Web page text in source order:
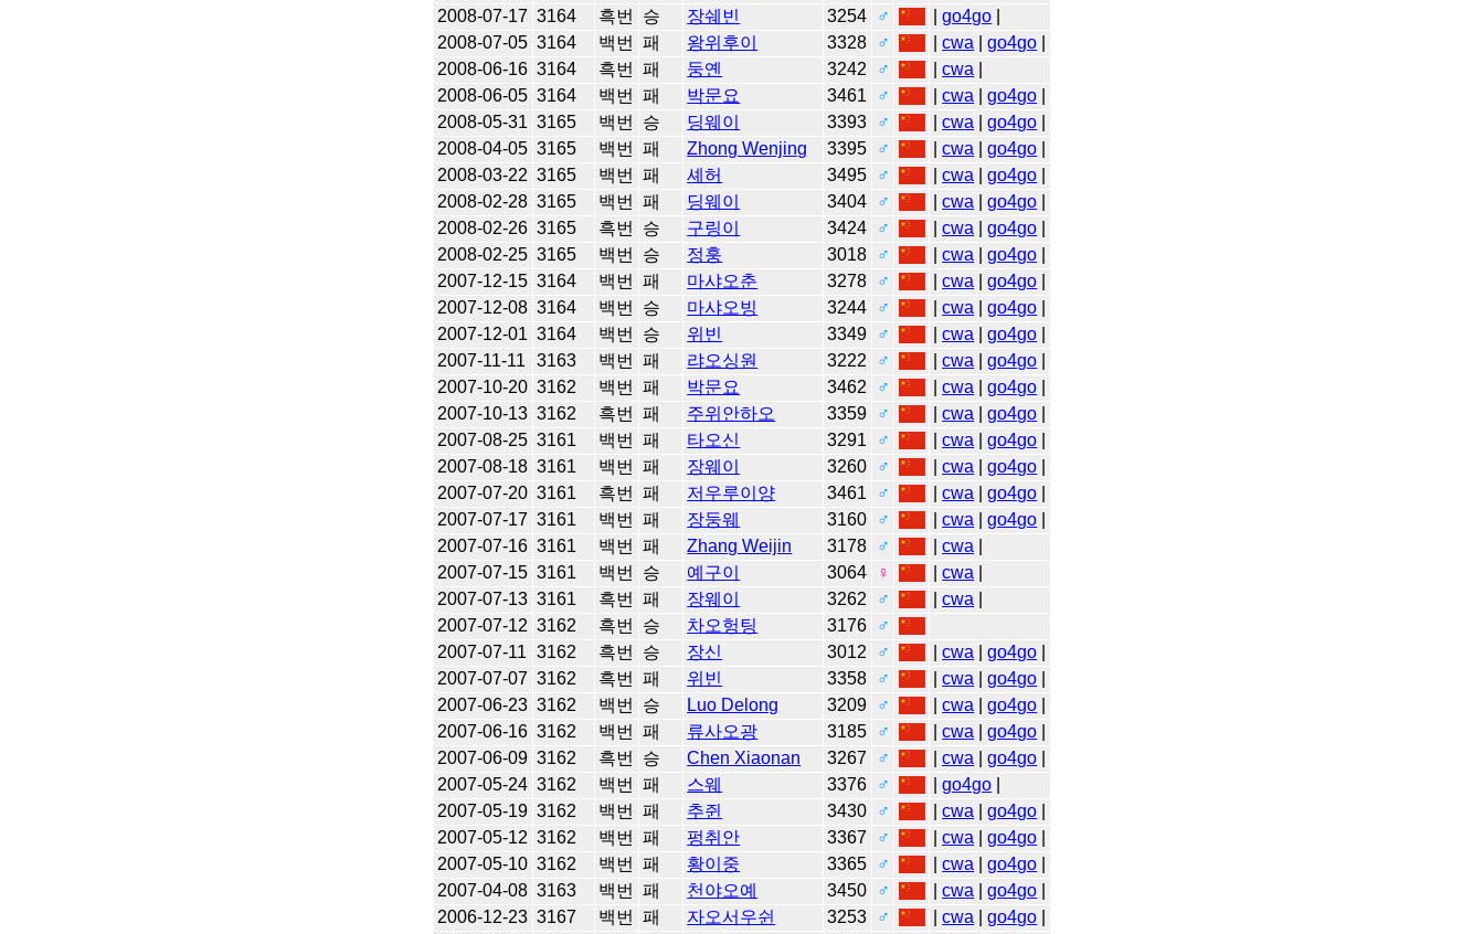
2008-07-17 3164 흑번 승 장쉐빈 3254 ♂ |go4go
2008-07-05 3164 백번 패 왕위후이 3328 ♂ |cwa |go4go
2008-06-16 3164 흑번 패 둥옌 3242 ♂ |cwa
2008-06-05 3164 백번 패 박문요 3461 ♂ |cwa |go4go
2008-05-31 3165 백번 승 딩웨이 3393 ♂ |cwa |go4go
2008-04-05 3165 백번 패 Zhong Wenjing 3395 ♂ |cwa |go4go
2008-03-22 3165 백번 패 셰허 3495 ♂ |cwa |go4go
2008-02-28 3165 백번 패 딩웨이 3404 ♂ |cwa |go4go
2008-02-26 3165 흑번 승 구링이 3424 ♂ |cwa |go4go
2008-02-25 3165 백번 승 정훙 3018 ♂ |cwa |go4go
2007-12-15 3164 백번 패 마샤오춘 3278 ♂ |cwa |go4go
2007-12-08 3164 백번 승 마샤오빙 3244 ♂ |cwa |go4go
2007-12-01 3164 백번 승 위빈 3349 ♂ |cwa |go4go
2007-11-11
3163 백번 패 랴오싱원 3222 ♂ |cwa |go4go
2007-10-20 3162 백번 패 박문요 3462 ♂ |cwa |go4go
2007-10-13 3162 흑번 패 주위안하오 3359 ♂ |cwa |go4go
2007-08-25 3161 백번 패 타오신 3291 ♂ |cwa |go4go
2007-08-18 3161 백번 패 장웨이 3260 ♂ |cwa |go4go
2007-07-20 3161 흑번 패 저우루이양 3461 ♂ |cwa |go4go
2007-07-17 3161 백번 패 장둥웨 3160 ♂ |cwa |go4go
2007-07-16 3161 백번 패 Zhang Weijin 3178 ♂ |cwa
2007-07-15 3161 백번 승 예구이 3064 ♀ |cwa
2007-07-13 3161 흑번 패 장웨이 3262 ♂ |cwa
2007-07-12 3162 흑번 승 차오헝팅 3176
♂
2007-07-11 3162 흑번 승 장신 3012 ♂ |cwa |go4go
2007-07-07 3162 흑번 패 위빈 3358 ♂ |cwa |go4go
2007-06-23 3162 백번 승 Luo Delong 3209 ♂ |cwa |go4go
2007-06-16 3162 백번 패 류사오광 3185 ♂ |cwa |go4go
2007-06-09 3162 흑번 승 Chen Xiaonan 3267 ♂ |cwa |go4go
2007-05-24 3162 백번 패 스웨 3376 ♂ |go4go
2007-05-19 3162 백번 패 추쥔 3430 ♂ |cwa |go4go
2007-05-12 3162 백번 패 펑취안 3367 ♂ |cwa |go4go
2007-05-10 3162 백번 패 황이중 3365 ♂ |cwa |go4go
2007-04-08 3163 백번 패 천야오예 3450 ♂ |cwa |go4go
2006-12-23 3167 백번 패 자오서우쉰 3253 ♂ |cwa |go4go